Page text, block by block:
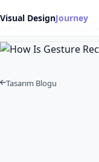
Visual DesignJourney
Tasarım Blogu